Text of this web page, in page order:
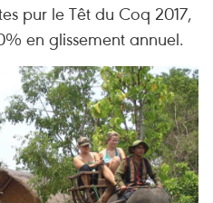
pur le Têt du Coq 2017,
en glissement annuel.